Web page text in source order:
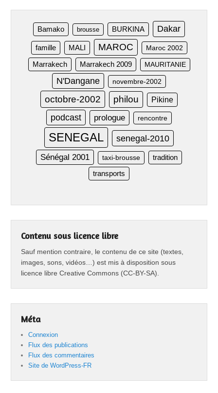
Bamako brousse BURKINA Dakar
famille MALI MAROC Maroc 2002
Marrakech Marrakech 2009 MAURITANIE
N'Dangane novembre-2002
octobre-2002 philou Pikine
podcast prologue rencontre
SENEGAL senegal-2010
Sénégal 2001 taxi-brousse tradition
transports
Contenu sous licence libre
Sauf mention contraire, le contenu de ce site (textes,
images, sons, vidéos…) est mis à disposition sous
licence libre Creative Commons (CC-BY-SA).
Méta
Connexion
Flux des publications
Flux des commentaires
Site de WordPress-FR